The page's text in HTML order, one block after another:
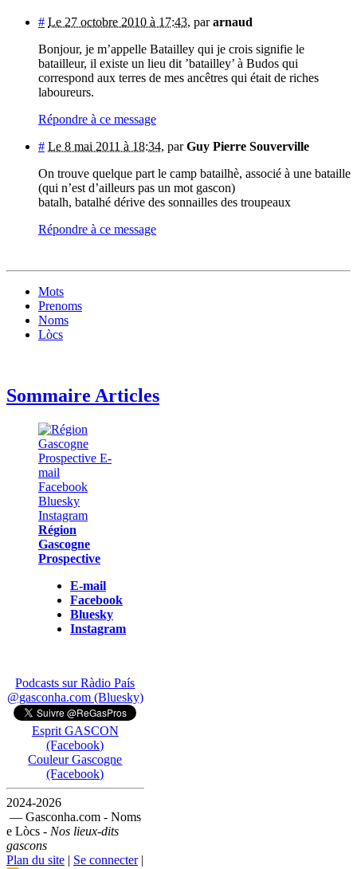
# Le 27 octobre 2010 à 17:43, pararnaud
Bonjour, je m’appelle Batailley qui je crois signifie le
batailleur, il existe un lieu dit ’batailley’ à Budos qui
correspond aux terres de mes ancêtres qui était de riches
laboureurs.
Répondre à ce message
# Le 8 mai 2011 à 18:34, parGuy Pierre Souverville
On trouve quelque part le camp batailhè, associé à une bataille
(qui n’est d’ailleurs pas un mot gascon)
batalh, batalhé dérive des sonnailles des troupeaux
Répondre à ce message
Mots
Prenoms
Noms
Lòcs
Sommaire Articles
Région
Gascogne
Prospective
E-mail
Facebook
Bluesky
Instagram
Podcasts sur Ràdio País
@gasconha.com (Bluesky)
Esprit GASCON
(Facebook)
Couleur Gascogne
(Facebook)
2024-2026
— Gasconha.com - Noms
e Lòcs - Nos lieux-dits
gascons
Plan du site | Se connecter|